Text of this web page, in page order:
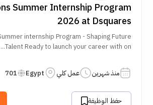
Summer Internship Program
2026 at Dsquares
internship Program - Shaping Future
Talent Ready to launch your career with on...
منذ شهرين عمل كلي Egypt
701
حفظ الوظيفة